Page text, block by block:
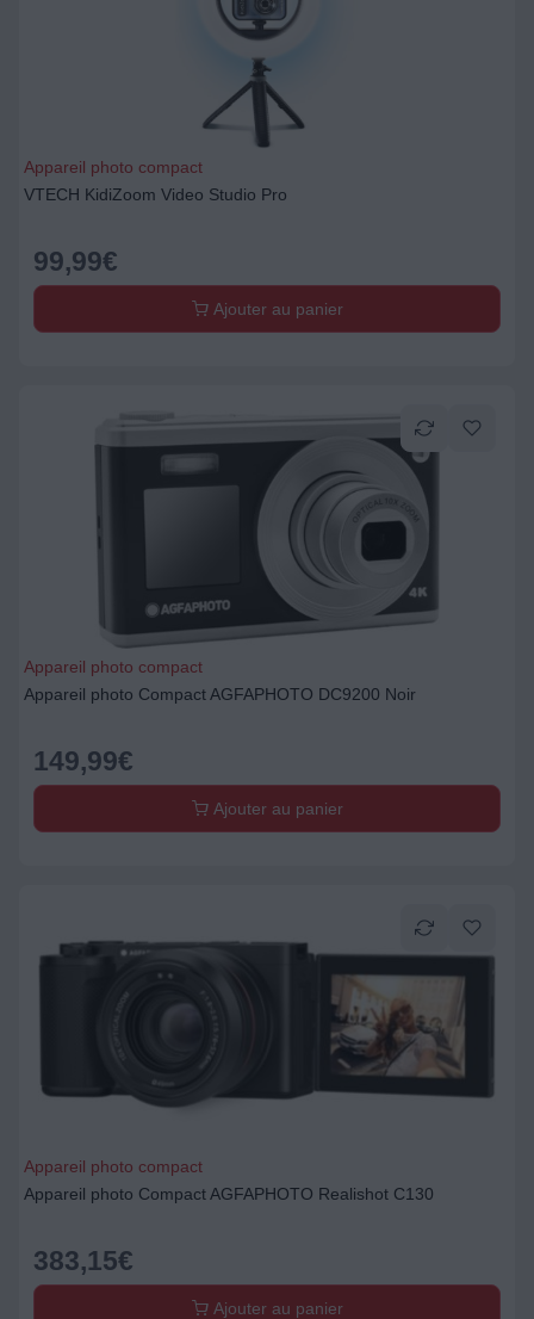
Appareil photo compact
VTECH KidiZoom Video Studio Pro
99,99€
Ajouter au panier
Appareil photo compact
Appareil photo Compact AGFAPHOTO DC9200 Noir
149,99€
Ajouter au panier
Appareil photo compact
Appareil photo Compact AGFAPHOTO Realishot C130
383,15€
Ajouter au panier